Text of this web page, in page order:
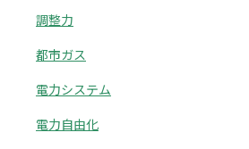
調整力
都市ガス
電力システム
電力自由化